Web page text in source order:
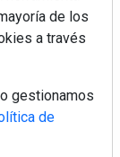
electrónica de
noticias
marrón,
de los
a través
gestionamos
de